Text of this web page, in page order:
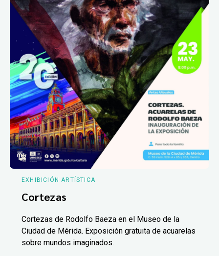
EXHIBICIÓN ARTÍSTICA
Cortezas
Cortezas de Rodolfo Baeza en el Museo de la
Ciudad de Mérida. Exposición gratuita de acuarelas
sobre mundos imaginados.